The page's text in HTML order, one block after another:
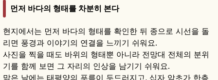
먼저 바다의 형태를 차분히 본다
현지에서는 먼저 바다의 형태를 확인한 뒤 종으로 시선을 돌
리면 풍경과 이야기의 연결을 느끼기 쉬워요.
사진을 찍을 때도 바위의 형태뿐 아니라 전망대 전체의 분위
기를 함께 보면 그 자리의 인상을 남기기 쉬워요.
맑은 날에는 태평양의 푸름이 두드러지고, 십자 암초가 한층